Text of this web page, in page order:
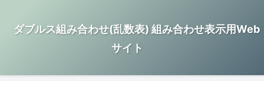
ダブルス組み合わせ(乱数表) 組み合わせ表示用Web
サイト